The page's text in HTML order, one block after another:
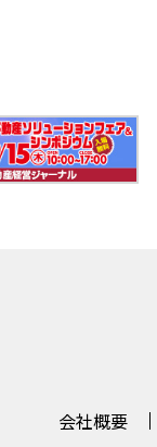
会社概要